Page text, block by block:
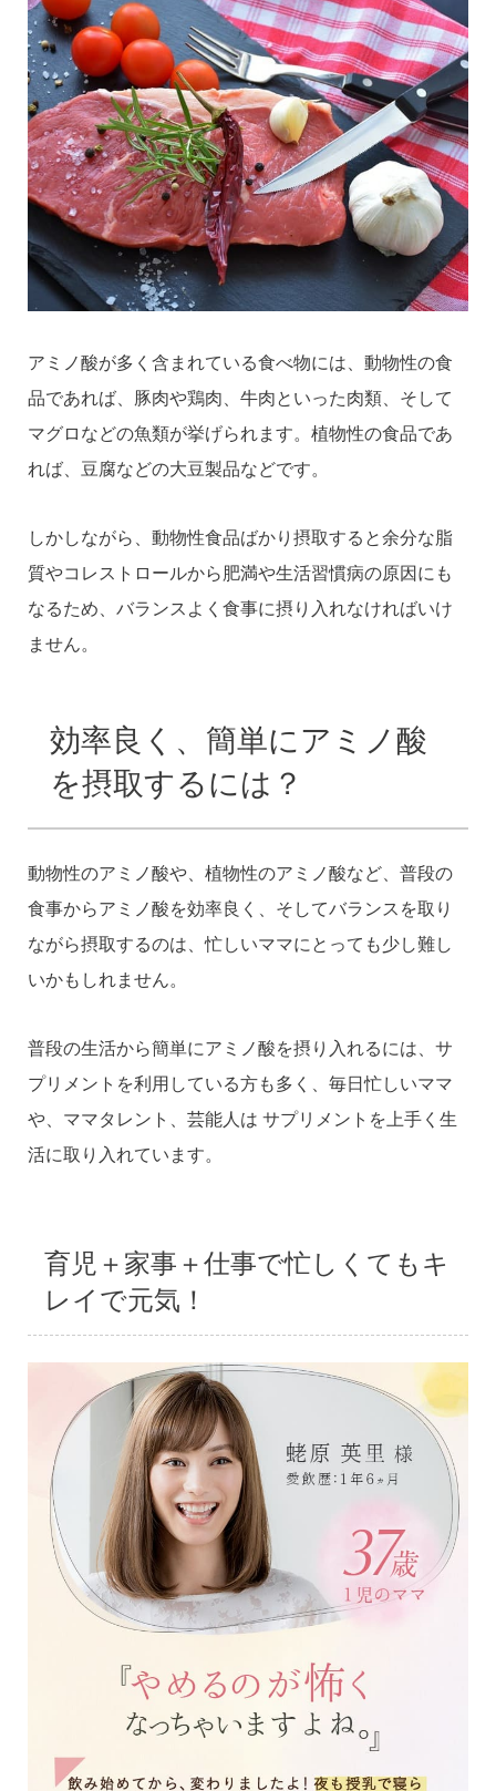
アミノ酸が多く含まれている食べ物には、動物性の食
品であれば、豚肉や鶏肉、牛肉といった肉類、そして
マグロなどの魚類が挙げられます。植物性の食品であ
れば、豆腐などの大豆製品などです。
しかしながら、動物性食品ばかり摂取すると余分な脂
質やコレストロールから肥満や生活習慣病の原因にも
なるため、バランスよく食事に摂り入れなければいけ
ません。
効率良く、簡単にアミノ酸
を摂取するには？
動物性のアミノ酸や、植物性のアミノ酸など、普段の
食事からアミノ酸を効率良く、そしてバランスを取り
ながら摂取するのは、忙しいママにとっても少し難し
いかもしれません。
普段の生活から簡単にアミノ酸を摂り入れるには、サ
プリメントを利用している方も多く、毎日忙しいママ
や、ママタレント、芸能人は サプリメントを上手く生
活に取り入れています。
育児＋家事＋仕事で忙しくてもキ
レイで元気！